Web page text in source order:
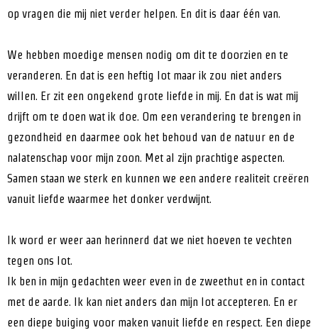
op vragen die mij niet verder helpen. En dit is daar één van.
We hebben moedige mensen nodig om dit te doorzien en te
veranderen. En dat is een heftig lot maar ik zou niet anders
willen. Er zit een ongekend grote liefde in mij. En dat is wat mij
drijft om te doen wat ik doe. Om een verandering te brengen in
gezondheid en daarmee ook het behoud van de natuur en de
nalatenschap voor mijn zoon. Met al zijn prachtige aspecten.
Samen staan we sterk en kunnen we een andere realiteit creëren
vanuit liefde waarmee het donker verdwijnt.
Ik word er weer aan herinnerd dat we niet hoeven te vechten
tegen ons lot.
Ik ben in mijn gedachten weer even in de zweethut en in contact
met de aarde. Ik kan niet anders dan mijn lot accepteren. En er
een diepe buiging voor maken vanuit liefde en respect. Een diepe